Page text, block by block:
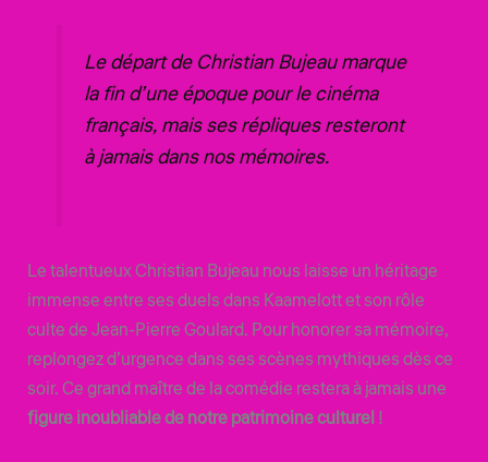
Le départ de Christian Bujeau marque
la fin d’une époque pour le cinéma
français, mais ses répliques resteront
à jamais dans nos mémoires.
Le talentueux Christian Bujeau nous laisse un héritage
immense entre ses duels dans Kaamelott et son rôle
culte de Jean-Pierre Goulard. Pour honorer sa mémoire,
replongez d’urgence dans ses scènes mythiques dès ce
soir. Ce grand maître de la comédie restera à jamais une
figure inoubliable de notre patrimoine culturel!